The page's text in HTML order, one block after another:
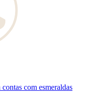
com esmeraldas